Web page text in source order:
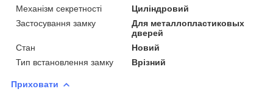
Механізм секретності
Циліндровий
Застосування замку
Для металлопластиковых
дверей
Стан
Новий
Тип встановлення замку
Врізний
Приховати